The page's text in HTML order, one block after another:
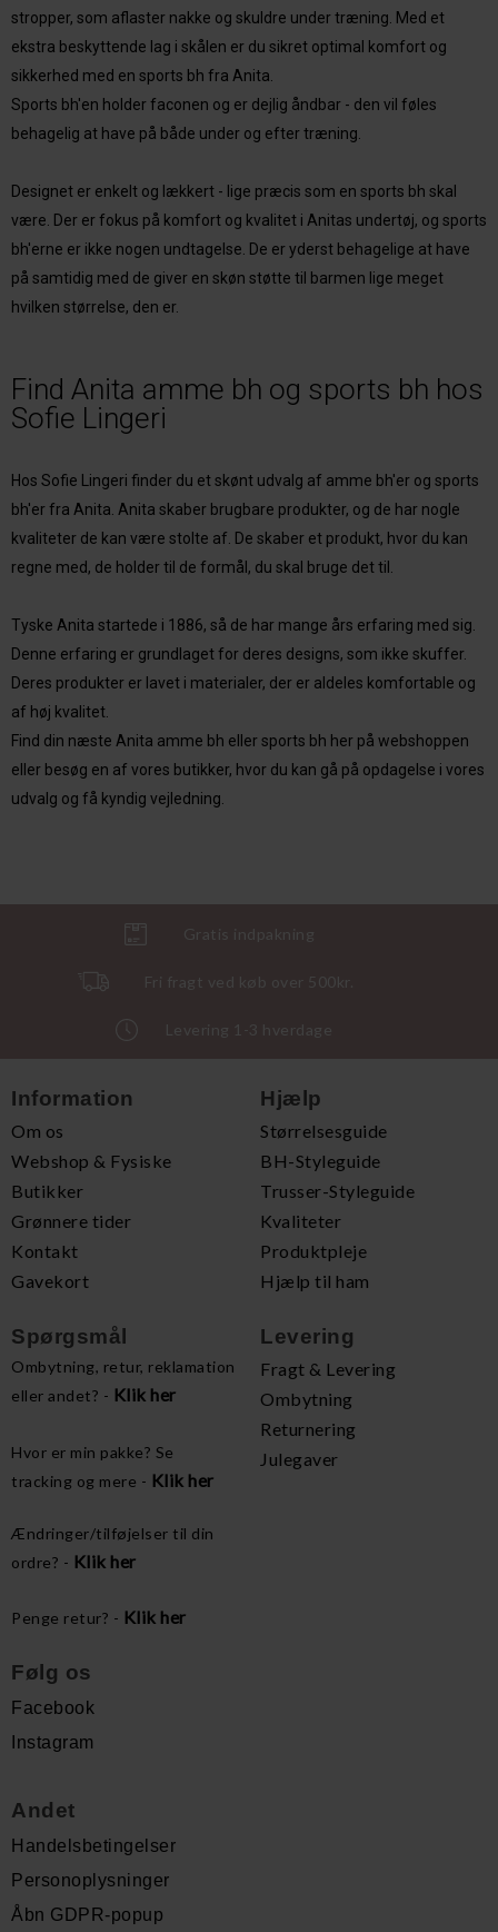
stropper, som aflaster nakke og skuldre under træning. Med et
ekstra beskyttende lag i skålen er du sikret optimal komfort og
sikkerhed med en sports bh fra Anita.
Sports bh'en holder faconen og er dejlig åndbar - den vil føles
behagelig at have på både under og efter træning.
Designet er enkelt og lækkert - lige præcis som en sports bh skal
være. Der er fokus på komfort og kvalitet i Anitas undertøj, og sports
bh'erne er ikke nogen undtagelse. De er yderst behagelige at have
på samtidig med de giver en skøn støtte til barmen lige meget
hvilken størrelse, den er.
Find Anita amme bh og sports bh hos
Sofie Lingeri
Hos Sofie Lingeri finder du et skønt udvalg af amme bh'er og sports
bh'er fra Anita. Anita skaber brugbare produkter, og de har nogle
kvaliteter de kan være stolte af. De skaber et produkt, hvor du kan
regne med, de holder til de formål, du skal bruge det til.
Tyske Anita startede i 1886, så de har mange års erfaring med sig.
Denne erfaring er grundlaget for deres designs, som ikke skuffer.
Deres produkter er lavet i materialer, der er aldeles komfortable og
af høj kvalitet.
Find din næste Anita amme bh eller sports bh her på webshoppen
eller besøg en af vores butikker, hvor du kan gå på opdagelse i vores
udvalg og få kyndig vejledning.
Gratis indpakning
Fri fragt ved køb over 500kr.
Levering 1-3 hverdage
Information
Om os
Webshop & Fysiske
Butikker
Grønnere tider
Kontakt
Gavekort
Hjælp
Størrelsesguide
BH-Styleguide
Trusser-Styleguide
Kvaliteter
Produktpleje
Hjælp til ham
Spørgsmål
Ombytning, retur, reklamation
eller andet? - Klik her
Hvor er min pakke? Se
tracking og mere - Klik her
Ændringer/tilføjelser til din
ordre? - Klik her
Penge retur? - Klik her
Levering
Fragt & Levering
Ombytning
Returnering
Julegaver
Følg os
Facebook
Instagram
Andet
Handelsbetingelser
Personoplysninger
Åbn GDPR-popup